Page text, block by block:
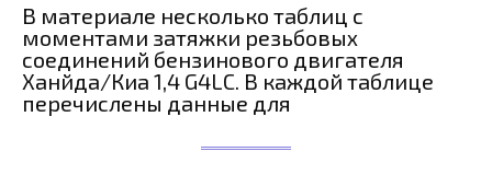
В материале несколько таблиц с
моментами затяжки резьбовых
соединений бензинового двигателя
Ханйда/Киа 1,4 G4LC. В каждой таблице
перечислены данные для